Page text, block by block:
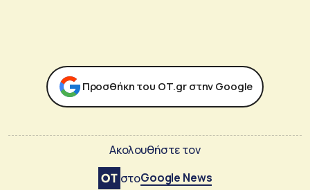
Προσθήκη του ΟΤ.gr στην Google
Ακολουθήστε τον
στοGoogle News